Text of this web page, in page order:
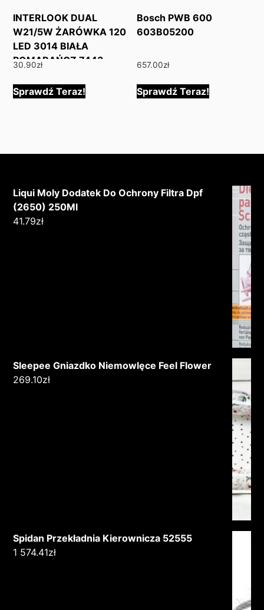
INTERLOOK DUAL
W21/5W ŻARÓWKA 120
LED 3014 BIAŁA
POMARAŃCZ 7443-
30.90zł
Sprawdź Teraz!
Bosch PWB 600
603B05200
657.00zł
Sprawdź Teraz!
Liqui Moly Dodatek Do Ochrony Filtra Dpf
(2650) 250Ml
41.79zł
Sleepee Gniazdko Niemowlęce Feel Flower
269.10zł
Spidan Przekładnia Kierownicza 52555
1 574.41zł